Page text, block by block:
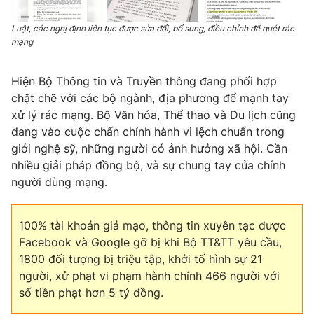
Luật, các nghị định liên tục được sửa đổi, bổ sung, điều chỉnh để quét rác
mạng
Hiện Bộ Thông tin và Truyền thông đang phối hợp
chặt chẽ với các bộ ngành, địa phương để mạnh tay
xử lý rác mạng. Bộ Văn hóa, Thể thao và Du lịch cũng
đang vào cuộc chấn chỉnh hành vi lệch chuẩn trong
giới nghệ sỹ, những người có ảnh hưởng xã hội. Cần
nhiều giải pháp đồng bộ, và sự chung tay của chính
người dùng mạng.
100% tài khoản giả mạo, thông tin xuyên tạc được
Facebook và Google gỡ bị khi Bộ TT&TT yêu cầu,
1800 đối tượng bị triệu tập, khởi tố hình sự 21
người, xử phạt vi phạm hành chính 466 người với
số tiền phạt hơn 5 tỷ đồng.